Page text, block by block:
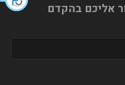
אליכם בהקדם